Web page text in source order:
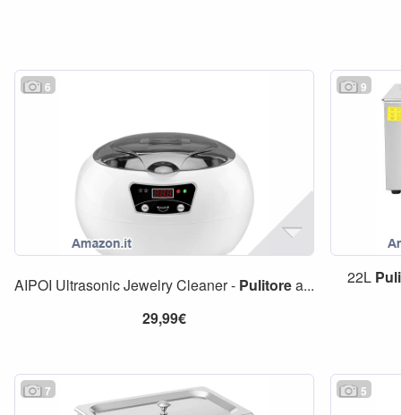
6
AIPOI Ultrasonic Jewelry Cleaner - Pulitorea...
29,99€
9
22L
7 5